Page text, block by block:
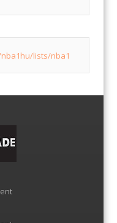
lists/nba1